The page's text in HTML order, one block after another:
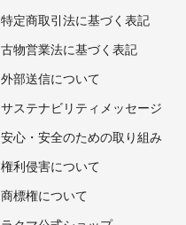
特定商取引法に基づく表記
古物営業法に基づく表記
外部送信について
サステナビリティメッセージ
安心・安全のための取り組み
権利侵害について
商標権について